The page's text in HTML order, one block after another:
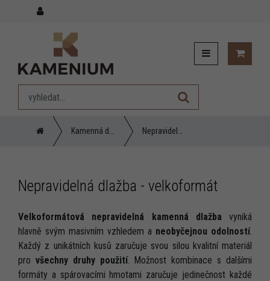
Nepravidelná dlažba - velkoformát
Velkoformátová nepravidelná kamenná dlažba vyniká
hlavně svým masivním vzhledem a neobyčejnou odolností.
Každý z unikátních kusů zaručuje svou silou kvalitní materiál
pro všechny druhy použití. Možnost kombinace s dalšími
formáty a spárovacími hmotami zaručuje jedinečnost každé